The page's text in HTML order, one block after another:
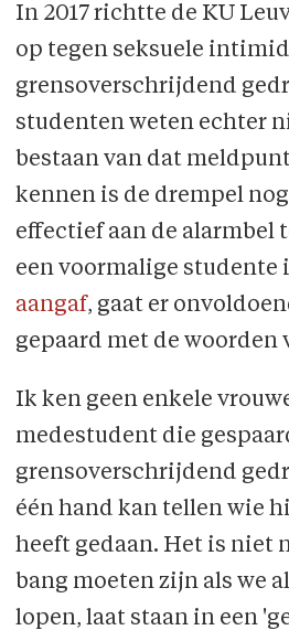
In 2017 richtte de KU
op tegen seksuele
grensoverschrijdend
studenten weten echter
bestaan van dat
kennen is de drempel
effectief aan de alarmbel
een voormalige studente
aangaf, gaat er
gepaard met de woorden
Ik ken geen enkele
medestudent die
grensoverschrijdend
één hand kan tellen wie
heeft gedaan. Het is niet
bang moeten zijn als we
lopen, laat staan in een